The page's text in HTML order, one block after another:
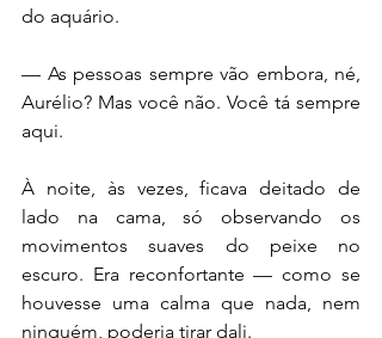
do aquário.
— As pessoas sempre vão embora, né,
Aurélio? Mas você não. Você tá sempre
aqui.
À noite, às vezes, ficava deitado de
lado na cama, só observando os
movimentos suaves do peixe no
escuro. Era reconfortante — como se
houvesse uma calma que nada, nem
ninguém, poderia tirar dali.